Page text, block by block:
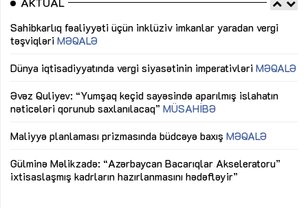
Sahibkarlıq fəaliyyəti üçün inklüziv imkanlar yaradan vergi
təşviqləri MƏQALƏ
Dünya iqtisadiyyatında vergi siyasətinin imperativləri MƏQALƏ
Əvəz Quliyev: “Yumşaq keçid sayəsində aparılmış islahatın
nəticələri qorunub saxlanılacaq” MÜSAHİBƏ
Maliyyə planlaması prizmasında büdcəyə baxış MƏQALƏ
Gülminə Məlikzadə: “Azərbaycan Bacarıqlar Akseleratoru”
ixtisaslaşmış kadrların hazırlanmasını hədəfləyir”